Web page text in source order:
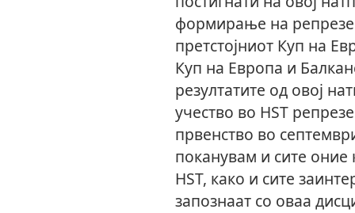
формирање на
претстојниот Куп на
Куп на Европа и
резултатите од овој
учество во HST
првенство во
поканувам и сите
HST, како и сите
запознаат со оваа